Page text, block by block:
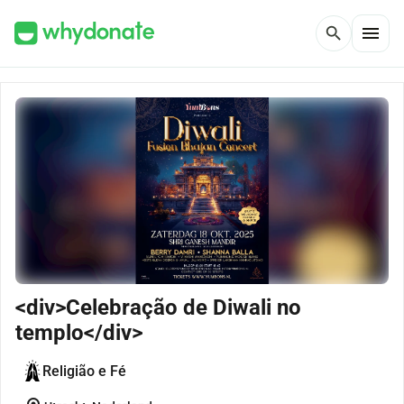
search menu
<div>Celebração de Diwali no
templo</div>
Religião e Fé